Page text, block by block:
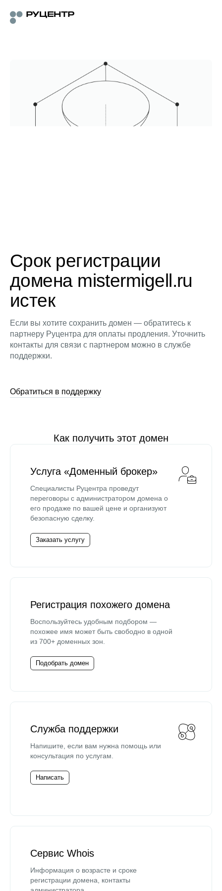
Срок регистрации
домена mistermigell.ru
истек
Если вы хотите сохранить домен — обратитесь к
партнеру Руцентра для оплаты продления. Уточнить
контакты для связи с партнером можно в службе
поддержки.
Обратиться в поддержку
Как получить этот домен
Услуга «Доменный брокер»
Специалисты Руцентра проведут
переговоры с администратором домена о
его продаже по вашей цене и организуют
безопасную сделку.
Заказать услугу
Регистрация похожего домена
Воспользуйтесь удобным подбором —
похожее имя может быть свободно в одной
из 700+ доменных зон.
Подобрать домен
Служба поддержки
Напишите, если вам нужна помощь или
консультация по услугам.
Написать
Сервис Whois
Информация о возрасте и сроке
регистрации домена, контакты